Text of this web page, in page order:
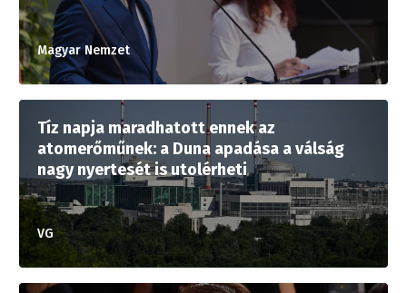
Magyar Nemzet
Tíz napja maradhatott ennek az
atomerőműnek: a Duna apadása a válság
nagy nyertesét is utolérheti
VG